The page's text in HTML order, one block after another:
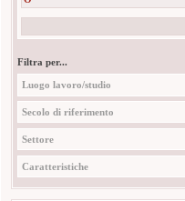
Filtra per...
Luogo lavoro/studio
Secolo di riferimento
Settore
Caratteristiche